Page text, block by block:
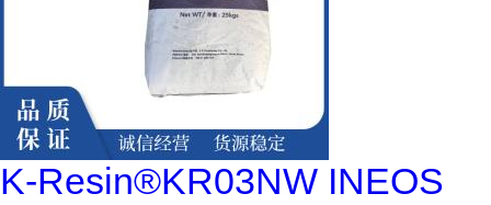
K-Resin®KR03NW INEOS